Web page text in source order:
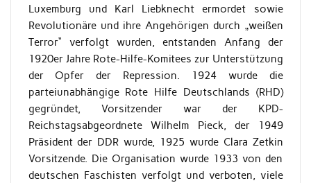
Luxemburg und Karl Liebknecht ermordet sowie
Revolutionäre und ihre Angehörigen durch „weißen
Terror“ verfolgt wurden, entstanden Anfang der
1920er Jahre Rote-Hilfe-Komitees zur Unterstützung
der Opfer der Repression. 1924 wurde die
parteiunabhängige Rote Hilfe Deutschlands (RHD)
gegründet, Vorsitzender war der KPD-
Reichstagsabgeordnete Wilhelm Pieck, der 1949
Präsident der DDR wurde, 1925 wurde Clara Zetkin
Vorsitzende. Die Organisation wurde 1933 von den
deutschen Faschisten verfolgt und verboten, viele